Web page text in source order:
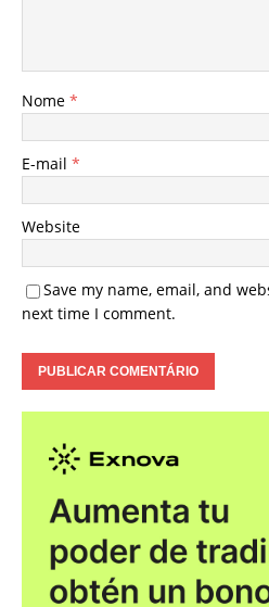
Nome *
E-mail *
Website
Save my name, email, and
next time I comment.